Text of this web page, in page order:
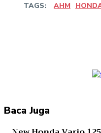
TAGS: AHM
Baca Juga